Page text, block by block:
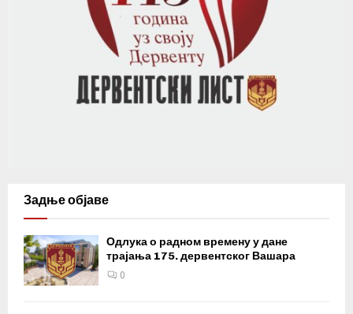
Задње објаве
Одлука о радном времену у дане
трајања 175. дервентског Вашара
0